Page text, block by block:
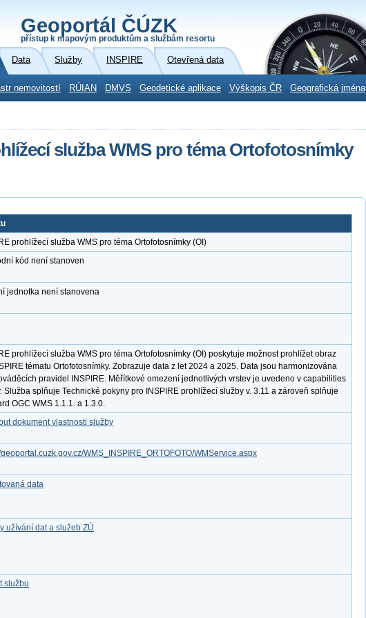
Geoportál ČÚZK
přístup k mapovým produktům a službám resortu
Data Služby INSPIRE Otevřená data
nemovitostí RÚIAN DMVS Geodetické aplikace Výškopis ČR Geografická jména
služba WMS pro téma Ortofotosnímky
prohlížecí služba WMS pro téma Ortofotosnímky (OI)
kód není stanoven
jednotka není stanovena
prohlížecí služba WMS pro téma Ortofotosnímky (OI) poskytuje možnost prohlížet obraz
tématu Ortofotosnímky. Zobrazuje data z let 2024 a 2025. Data jsou harmonizována
pravidel INSPIRE. Měřítkové omezení jednotlivých vrstev je uvedeno v capabilities
Služba splňuje Technické pokyny pro INSPIRE prohlížecí služby v. 3.11 a zároveň splňuje
OGC WMS 1.1.1. a 1.3.0.
dokument vlastnosti služby
geoportal.cuzk.gov.cz/WMS_INSPIRE_ORTOFOTO/WMService.aspx
data
užívání dat a služeb ZÚ
službu